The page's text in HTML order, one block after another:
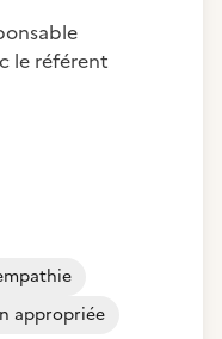
le référent
appropriée